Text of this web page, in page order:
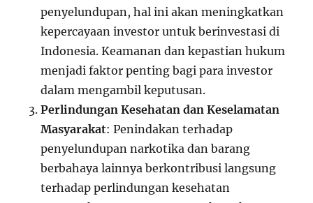
penyelundupan, hal ini akan meningkatkan
kepercayaan investor untuk berinvestasi di
Indonesia. Keamanan dan kepastian hukum
menjadi faktor penting bagi para investor
dalam mengambil keputusan.
Perlindungan Kesehatan dan Keselamatan
Masyarakat: Penindakan terhadap
penyelundupan narkotika dan barang
berbahaya lainnya berkontribusi langsung
terhadap perlindungan kesehatan